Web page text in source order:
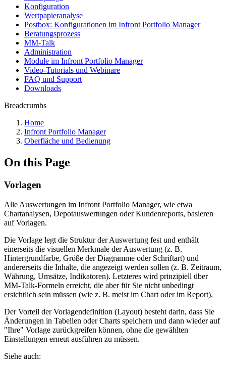
Konfiguration
Wertpapieranalyse
Postbox: Konfigurationen im Infront Portfolio Manager
Beratungsprozess
MM-Talk
Administration
Module im Infront Portfolio Manager
Video-Tutorials und Webinare
FAQ und Support
Downloads
Breadcrumbs
Home
Infront Portfolio Manager
Oberfläche und Bedienung
On this Page
Vorlagen
Alle Auswertungen im Infront Portfolio Manager, wie etwa
Chartanalysen, Depotauswertungen oder Kundenreports, basieren
auf Vorlagen.
Die Vorlage legt die Struktur der Auswertung fest und enthält
einerseits die visuellen Merkmale der Auswertung (z. B.
Hintergrundfarbe, Größe der Diagramme oder Schriftart) und
andererseits die Inhalte, die angezeigt werden sollen (z. B. Zeitraum,
Währung, Umsätze, Indikatoren). Letzteres wird prinzipiell über
MM-Talk-Formeln erreicht, die aber für Sie nicht unbedingt
ersichtlich sein müssen (wie z. B. meist im Chart oder im Report).
Der Vorteil der Vorlagendefinition (Layout) besteht darin, dass Sie
Änderungen in Tabellen oder Charts speichern und dann wieder auf
"Ihre" Vorlage zurückgreifen können, ohne die gewählten
Einstellungen erneut ausführen zu müssen.
Siehe auch: